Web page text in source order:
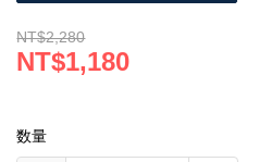
NT$2,280
NT$1,180
数量